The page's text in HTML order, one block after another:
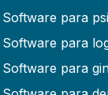
Software para
Software para
Software para